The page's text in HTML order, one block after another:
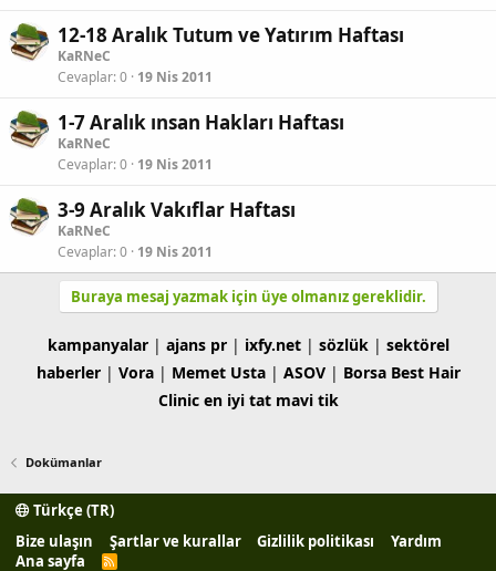
12-18 Aralık Tutum ve Yatırım Haftası
KaRNeC
Cevaplar 0 19 Nis 2011
1-7 Aralık ınsan Hakları Haftası
KaRNeC
Cevaplar 0 19 Nis 2011
3-9 Aralık Vakıflar Haftası
KaRNeC
Cevaplar 0 19 Nis 2011
Buraya mesaj yazmak için üye olmanız gereklidir.
kampanyalar| ajans pr| ixfy.net| sözlük| sektörel
haberler| Vora| Memet Usta| ASOV| Borsa Best Hair
Clinic en iyi tat mavi tik
Dokümanlar
Türkçe (TR)
Bize ulaşın
Şartlar ve kurallar Gizlilik politikası
Yardım
Ana sayfa
R